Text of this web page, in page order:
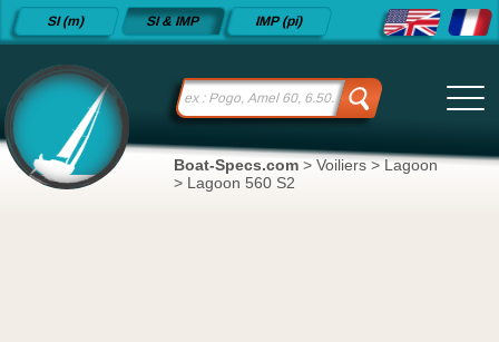
Fiches
techniques
depuis
2015
SI (m) SI & IMP IMP (pi)
Boat-Specs.com > Voiliers >Lagoon
> Lagoon 560 S2